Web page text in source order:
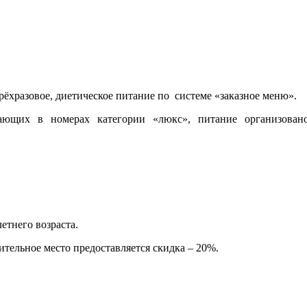
диетическое питание по системе «заказное меню».
в номерах категории «люкс», питание
возраста.
место предоставляется скидка – 20%.